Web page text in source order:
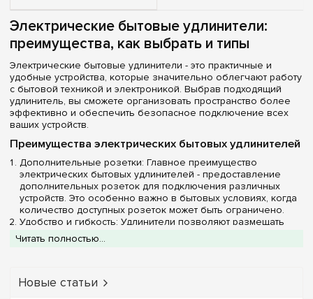
Электрические бытовые удлинители:
преимущества, как выбрать и типы
Электрические бытовые удлинители - это практичные и
удобные устройства, которые значительно облегчают работу
с бытовой техникой и электроникой. Выбрав подходящий
удлинитель, вы сможете организовать пространство более
эффективно и обеспечить безопасное подключение всех
ваших устройств.
Преимущества электрических бытовых удлинителей
Дополнительные розетки: Главное преимущество
электрических бытовых удлинителей - предоставление
дополнительных розеток для подключения различных
устройств. Это особенно важно в бытовых условиях, когда
количество доступных розеток может быть ограничено.
Удобство и гибкость: Удлинители позволяют размещать
электрические устройства на оптимальных расстояниях от
источника питания. Благодаря этому, можно управлять
Защита от перегрузок: Некоторые электрические бытовые
Читать полностью...
Новые статьи